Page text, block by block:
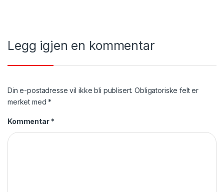
Legg igjen en kommentar
Din e-postadresse vil ikke bli publisert. Obligatoriske felt er
merket med*
Kommentar *